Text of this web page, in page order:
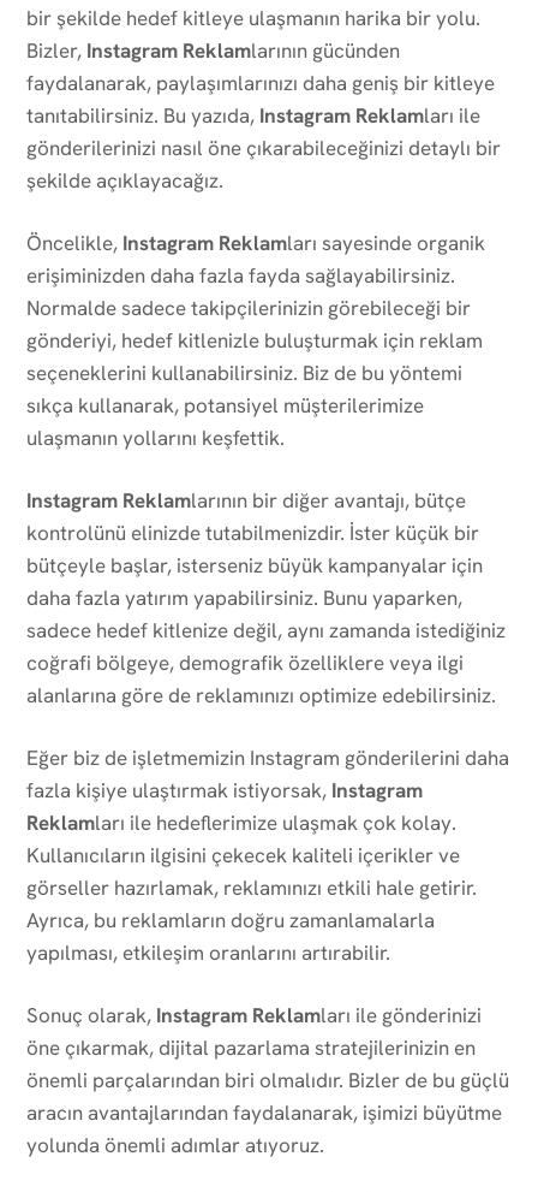
bir şekilde hedef kitleye ulaşmanın harika bir yolu.
Bizler, Instagram Reklamlarının gücünden
faydalanarak, paylaşımlarınızı daha geniş bir kitleye
tanıtabilirsiniz. Bu yazıda, Instagram Reklamları ile
gönderilerinizi nasıl öne çıkarabileceğinizi detaylı bir
şekilde açıklayacağız.
Öncelikle, Instagram Reklamları sayesinde organik
erişiminizden daha fazla fayda sağlayabilirsiniz.
Normalde sadece takipçilerinizin görebileceği bir
gönderiyi, hedef kitlenizle buluşturmak için reklam
seçeneklerini kullanabilirsiniz. Biz de bu yöntemi
sıkça kullanarak, potansiyel müşterilerimize
ulaşmanın yollarını keşfettik.
Instagram Reklamlarının bir diğer avantajı, bütçe
kontrolünü elinizde tutabilmenizdir. İster küçük bir
bütçeyle başlar, isterseniz büyük kampanyalar için
daha fazla yatırım yapabilirsiniz. Bunu yaparken,
sadece hedef kitlenize değil, aynı zamanda istediğiniz
coğrafi bölgeye, demografik özelliklere veya ilgi
alanlarına göre de reklamınızı optimize edebilirsiniz.
Eğer biz de işletmemizin Instagram gönderilerini daha
fazla kişiye ulaştırmak istiyorsak, Instagram
Reklamları ile hedeflerimize ulaşmak çok kolay.
Kullanıcıların ilgisini çekecek kaliteli içerikler ve
görseller hazırlamak, reklamınızı etkili hale getirir.
Ayrıca, bu reklamların doğru zamanlamalarla
yapılması, etkileşim oranlarını artırabilir.
Sonuç olarak, Instagram Reklamları ile gönderinizi
öne çıkarmak, dijital pazarlama stratejilerinizin en
önemli parçalarından biri olmalıdır. Bizler de bu güçlü
aracın avantajlarından faydalanarak, işimizi büyütme
yolunda önemli adımlar atıyoruz.